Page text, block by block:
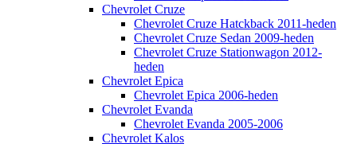
Chevrolet Cruze
Chevrolet Cruze Hatckback 2011-heden
Chevrolet Cruze Sedan 2009-heden
Chevrolet Cruze Stationwagon 2012-
heden
Chevrolet Epica
Chevrolet Epica 2006-heden
Chevrolet Evanda
Chevrolet Evanda 2005-2006
Chevrolet Kalos